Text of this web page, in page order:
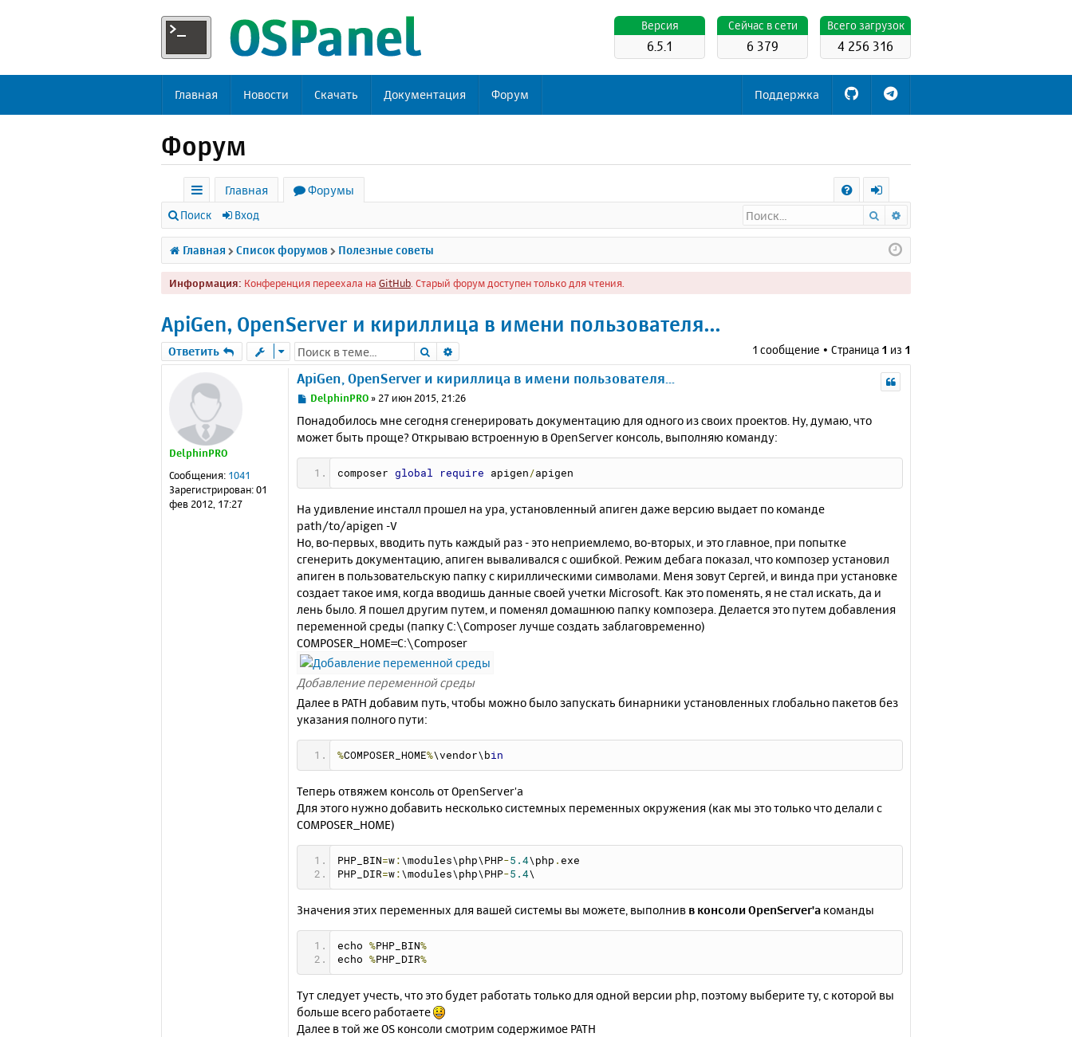
Всего загрузок
4 256 316
Cейчас в сети
6 379
Версия
6.5.1
Главная Новости Скачать Документация Форум Поддержка
Форум
с
ы
л
к
и
Главная
Форумы
Q
х
о
д
Поиск Вход Поиск
Главная Список форумов Полезные советы
Информация: Конференция переехала на GitHub . Старый форум доступен только для чтения.
ApiGen, OpenServer и кириллица в имени пользователя...
Ответить Поиск 1 сообщение • Страница 1 из 1
DelphinPRO
Сообщения: 1041
Зарегистрирован:01
фев 2012, 17:27
ApiGen, OpenServer и кириллица в имени пользователя...
С
о
б
е
DelphinPRO » 27 июн 2015, 21:26
Понадобилось мне сегодня сгенерировать документацию для одного из своих проектов. Ну, думаю, что
может быть проще? Открываю встроенную в OpenServer консоль, выполняю команду:
composer global require apigen /apigen
На удивление инсталл прошел на ура, установленный апиген даже версию выдает по команде
path/to/apigen -V
Но, во-первых, вводить путь каждый раз - это неприемлемо, во-вторых, и это главное, при попытке
сгенерить документацию, апиген вываливался с ошибкой. Режим дебага показал, что композер установил
апиген в пользовательскую папку с кириллическими символами. Меня зовут Сергей, и винда при установке
создает такое имя, когда вводишь данные своей учетки Microsoft. Как это поменять, я не стал искать, да и
лень было. Я пошел другим путем, и поменял домашнюю папку композера. Делается это путем добавления
переменной среды (папку C:\Composer лучше создать заблаговременно)
COMPOSER_HOME=C:\Composer
Добавление переменной среды
Далее в PATH добавим путь, чтобы можно было запускать бинарники установленных глобально пакетов без
указания полного пути:
%COMPOSER_HOME%\vendor\bin
Теперь отвяжем консоль от OpenServer'a
Для этого нужно добавить несколько системных переменных окружения (как мы это только что делали с
COMPOSER_HOME)
PHP_BIN=w : \modules\php\PHP-5.4\php . exe
PHP_DIR=w : \modules\php\PHP-5.4\
Значения этих переменных для вашей системы вы можете, выполнив в консоли OpenServer'a команды
echo %PHP_BIN%
echo %PHP_DIR%
Тут следует учесть, что это будет работать только для одной версии php, поэтому выберите ту, с которой вы
больше всего работаете
Далее в той же OS консоли смотрим содержимое PATH